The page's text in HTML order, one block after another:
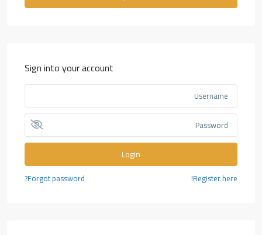
Sign into your account
Login
Register here!
Forgot password?